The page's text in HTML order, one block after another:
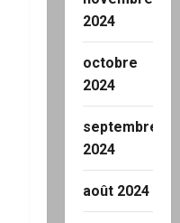
2024
octobre
2024
septembre
2024
août 2024